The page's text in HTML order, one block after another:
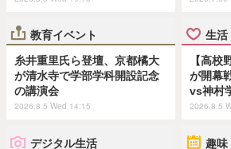
教育イベント
糸井重里氏ら登壇、京都橘大
が清水寺で学部学科開設記念
の講演会
2026.8.5 Wed 14:15
生活
【高校
が開幕
vs神村
2026.8.5
デジタル生活 趣味